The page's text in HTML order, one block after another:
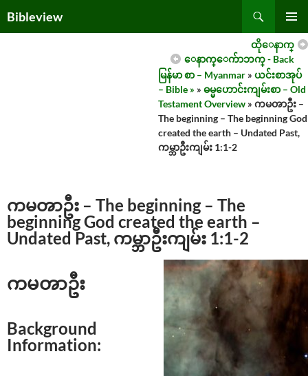
toBibleview
MENU
ထိုေနာက္
ေနာက္ေက်ာဘက္ - Back
မြန်မာ စာ – Myanmar » ယင်းစာအုပ်
– Bible » » ဓမ္မဟောင်းကျမ်းစာ – Old
Testament Overview » ကမၻာဦး –
The beginning – The beginning God
created the earth – Undated Past,
ကမ္ဘာဦးကျမ်း 1:1-2
ကမၻာဦး – The beginning – The
beginning God created the earth –
Undated Past, ကမ္ဘာဦးကျမ်း 1:1-2
ကမၻာဦး
Background
Information: